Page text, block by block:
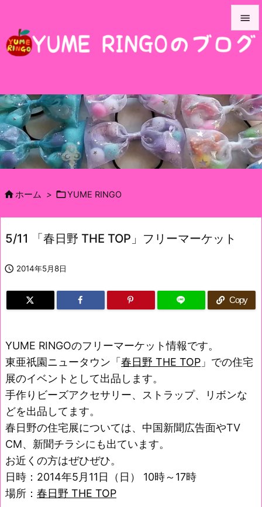



前へ

次へ

ホーム > YUME RINGO
5/11 「春日野 THE TOP」フリーマーケット
 2014年5月8日
Copy
YUME RINGOのフリーマーケット情報です。
東亜祇園ニュータウン「 春日野 THE TOP 」での住宅
展のイベントとして出品します。
手作りビーズアクセサリー、ストラップ、リボンな
どを出品してます。
春日野の住宅展については、中国新聞広告面やTV
CM、新聞チラシにも出ています。
お近くの方はぜひぜひ。
日時：2014年5月11日（日） 10時～17時
場所： 春日野 THE TOP